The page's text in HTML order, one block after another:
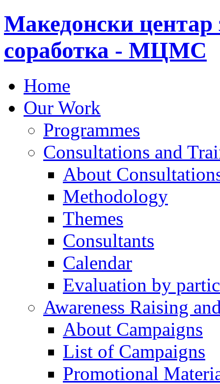
Македонски центар
соработка - МЦМС
Home
Our Work
Programmes
Consultations and
About
Methodology
Themes
Consultants
Calendar
Evaluation by
Awareness Raising
About Campaigns
List of Campaigns
Promotional